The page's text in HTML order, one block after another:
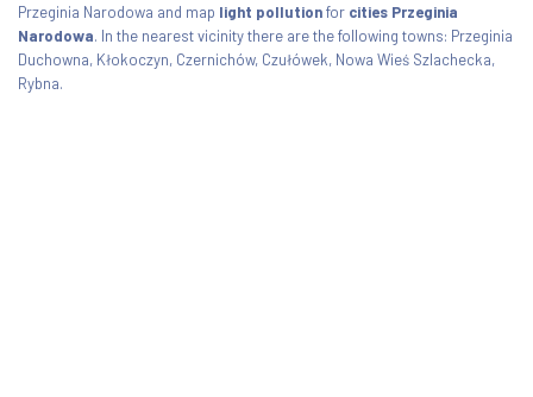
Przeginia Narodowa and map light pollutionfor cities Przeginia
Narodowa. In the nearest vicinity there are the following towns: Przeginia
Duchowna, Kłokoczyn, Czernichów, Czułówek, Nowa Wieś Szlachecka,
Rybna.